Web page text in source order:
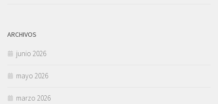
ARCHIVOS
junio 2026
mayo 2026
marzo 2026